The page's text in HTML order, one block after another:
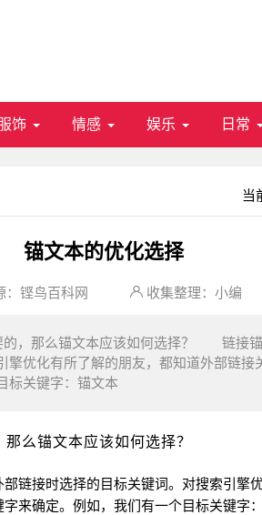
饰 情感 娱乐 日常
当
锚文本的优化选择
铿鸟百科网 收集整理：小编
的，那么锚文本应该如何选择？ 链接
擎优化有所了解的朋友，都知道外部链接
标关键字：锚文本
么锚文本应该如何选择？
接时选择的目标关键词。对搜索引擎
来确定。例如，我们有一个目标关键字